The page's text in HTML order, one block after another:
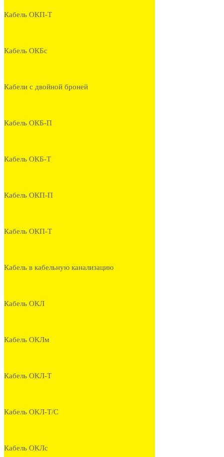
Кабель ОКП-Т
Кабель ОКБс
Кабели с двойной броней
Кабель ОКБ-П
Кабель ОКБ-Т
Кабель ОКП-П
Кабель ОКП-Т
Кабель в кабельную канализацию
Кабель ОКЛ
Кабель ОКЛм
Кабель ОКЛ-Т
Кабель ОКЛ-Т/С
Кабель ОКЛс